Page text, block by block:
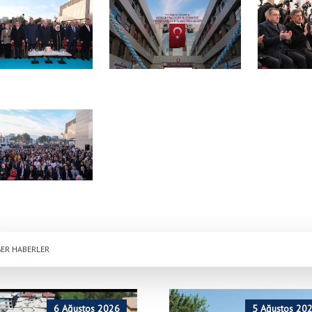
HABERLER
6 Ağustos 2026 5 Ağustos